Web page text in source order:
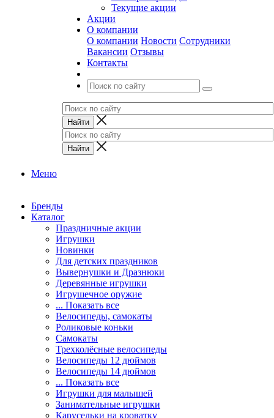
Текущие акции
Акции
О компании
О компании Новости Сотрудники
Вакансии Отзывы
Контакты
Меню
Бренды
Каталог
Праздничные акции
Игрушки
Новинки
Для детских праздников
Вывернушки и Дразнюки
Деревянные игрушки
Игрушечное оружие
... Показать все
Велосипеды, самокаты
Роликовые коньки
Самокаты
Трехколёсные велосипеды
Велосипеды 12 дюймов
Велосипеды 14 дюймов
... Показать все
Игрушки для малышей
Занимательные игрушки
Карусельки на кроватку